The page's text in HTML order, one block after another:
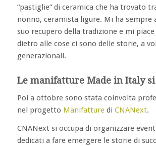
“pastiglie” di ceramica che ha trovato
nonno, ceramista ligure. Mi ha sempre
suo recupero della tradizione e mi
dietro alle cose ci sono delle storie, a
generazionali.
Le manifatture Made in Italy
Poi a ottobre sono stata coinvolta
nel progetto Manifatturedi CNANext.
CNANext si occupa di organizzare
dedicati a fare emergere le storie di